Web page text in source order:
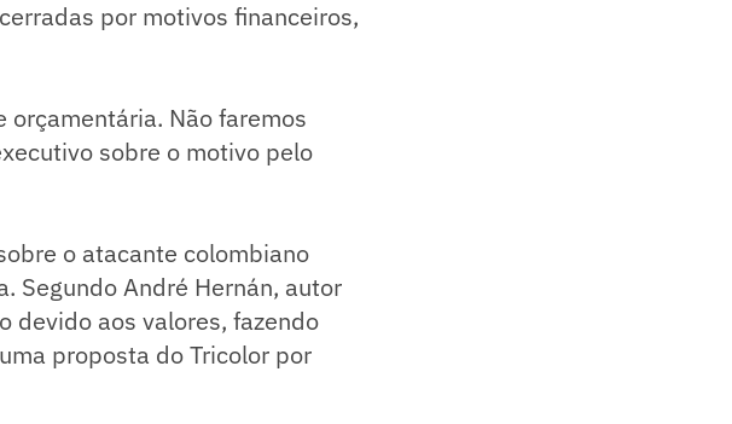
por motivos financeiros,
Não faremos
sobre o motivo pelo
o atacante colombiano
Segundo André Hernán, autor
devido aos valores, fazendo
proposta do Tricolor por